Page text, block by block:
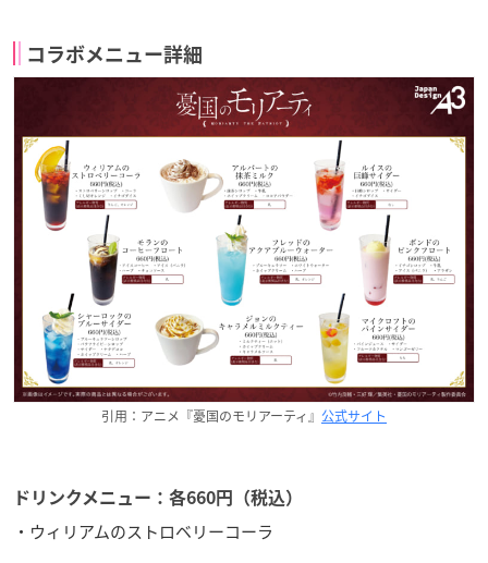
コラボメニュー詳細
引用：アニメ『憂国のモリアーティ』 公式サイト
ドリンクメニュー：各660円（税込）
・ウィリアムのストロベリーコーラ